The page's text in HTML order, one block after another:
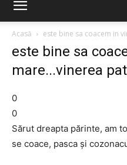
Acasă
este bine sa coacem in
este bine sa
mare...vinerea
0
0
Sărut dreapta părinte, am
se coace, pasca şi